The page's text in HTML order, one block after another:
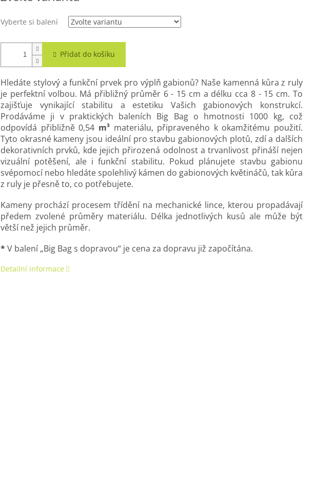
Vyberte si balení
Přidat do košíku
Hledáte stylový a funkční prvek pro výplň gabionů? Naše kamenná kůra z ruly
je perfektní volbou. Má přibližný průměr 6 - 15 cm a délku cca 8 - 15 cm. To
zajišťuje vynikající stabilitu a estetiku Vašich gabionových konstrukcí.
Prodáváme ji v praktických baleních Big Bag o hmotnosti 1000 kg, což
odpovídá přibližně 0,54 m³materiálu, připraveného k okamžitému použití.
Tyto okrasné kameny jsou ideální pro stavbu gabionových plotů, zdí a dalších
dekorativních prvků, kde jejich přirozená odolnost a trvanlivost přináší nejen
vizuální potěšení, ale i funkční stabilitu. Pokud plánujete stavbu gabionu
svépomocí nebo hledáte spolehlivý kámen do gabionových květináčů, tak kůra
z ruly je přesně to, co potřebujete.
Kameny prochází procesem třídění na mechanické lince, kterou propadávají
předem zvolené průměry materiálu. Délka jednotlivých kusů ale může být
větší než jejich průměr.
*V balení „Big Bag s dopravou“ je cena za dopravu již započítána.
Detailní informace